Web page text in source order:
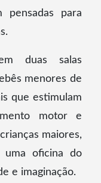
pensadas para
duas salas
menores de
que estimulam
motor e
maiores,
uma oficina do
e imaginação.